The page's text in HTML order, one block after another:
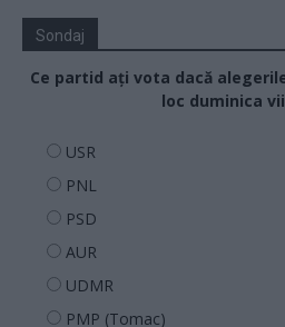
Sondaj
Ce partid ați vota dacă
loc duminica
USR
PNL
PSD
AUR
UDMR
PMP (Tomac)